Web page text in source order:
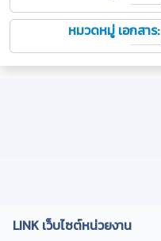
หมวดหมู่ เอกสาร:
LINK เว็บไซต์หน่วยงาน